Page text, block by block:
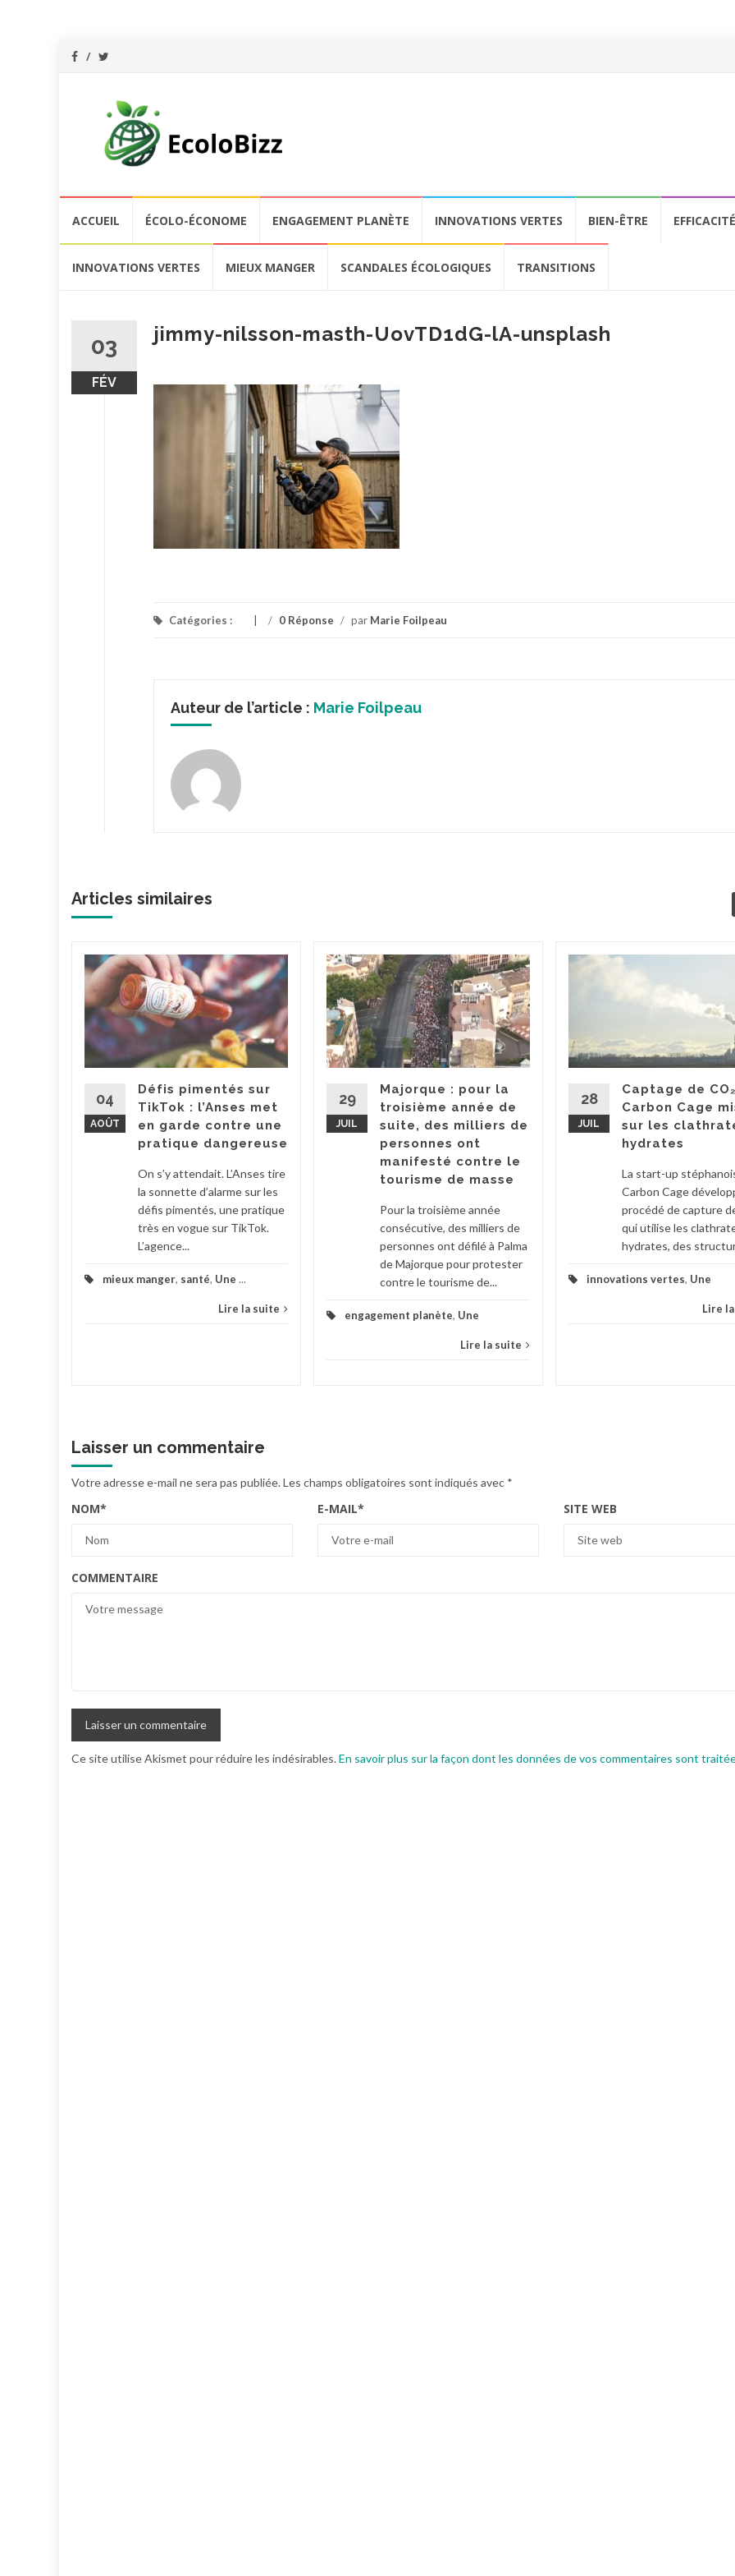
contenu
ACCUEIL ÉCOLO-ÉCONOME ENGAGEMENT PLANÈTE INNOVATIONS VERTES BIEN-ÊTRE
INNOVATIONS VERTES MIEUX MANGER SCANDALES ÉCOLOGIQUES TRANSITIONS
03
FÉV
jimmy-nilsson-masth-UovTD1dG-lA-unsplash
Catégories : / 0 Réponse / par Marie Foilpeau
Auteur de l’article : Marie Foilpeau
Articles similaires
04
AOÛT
Défis pimentés sur
TikTok : l’Anses met
en garde contre une
pratique dangereuse
On s’y attendait. L’Anses tire
la sonnette d’alarme sur les
défis pimentés, une pratique
très en vogue sur TikTok.
L’agence...
mieux manger, santé, Une ...
Lire la suite
29
JUIL
Majorque : pour la
troisième année de
suite, des milliers de
personnes ont
manifesté contre le
tourisme de masse
Pour la troisième année
consécutive, des milliers de
personnes ont défilé à Palma
de Majorque pour protester
contre le tourisme de...
engagement planète, Une
Lire la suite
28
JUIL
Captage de
Carbon Cage
sur les
hydrates
La start-up
Carbon Cage
procédé de capture
qui utilise les
hydrates, des
innovations vertes, Une
Lire
Laisser un commentaire
Votre adresse e-mail ne sera pas publiée.Les champs obligatoires sont indiqués avec *
NOM* E-MAIL* SITE WEB
COMMENTAIRE
Ce site utilise Akismet pour réduire les indésirables.En savoir plus sur la façon dont les données de vos commentaires sont